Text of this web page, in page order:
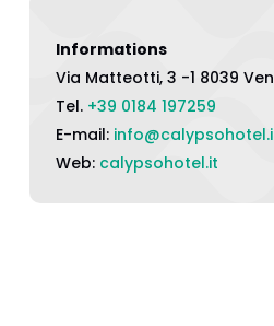
Informations
Via Matteotti, 3 -1 8039
Tel. +39 0184 197259
E-mail:
Web: calypsohotel.it